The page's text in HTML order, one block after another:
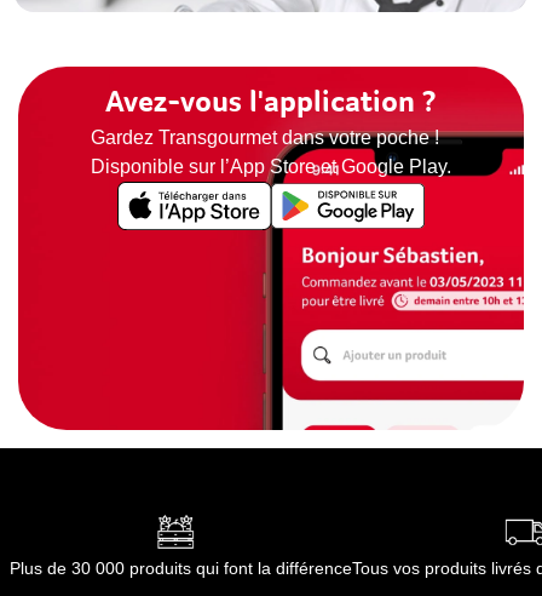
Avez-vous l'application ?
Gardez Transgourmet dans votre poche !
Disponible sur l’App Store et Google Play.
Plus de 30 000 produits qui font la différenceTous vos produits livrés